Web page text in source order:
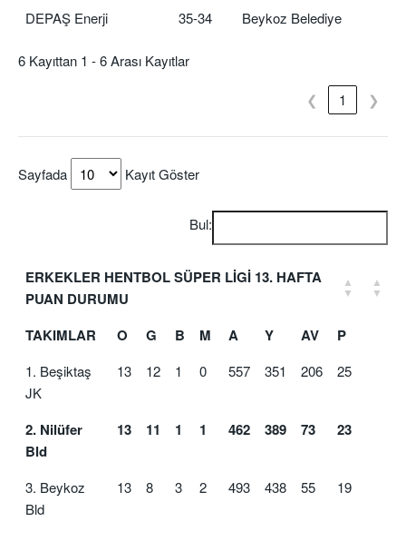
DEPAŞ Enerji
35-34 Beykoz Belediye
6 Kayıttan 1 - 6 Arası Kayıtlar
❮ 1 ❯
Sayfada Kayıt Göster
Bul:
ERKEKLER HENTBOL SÜPER LİGİ 13. HAFTA
PUAN DURUMU
TAKIMLAR
O G B M A Y AV P
1. Beşiktaş
JK
13 12 1 0 557 351 206 25
2. Nilüfer
Bld
13 11 1 1 462 389 73 23
3. Beykoz
Bld
13 8 3 2 493 438 55 19